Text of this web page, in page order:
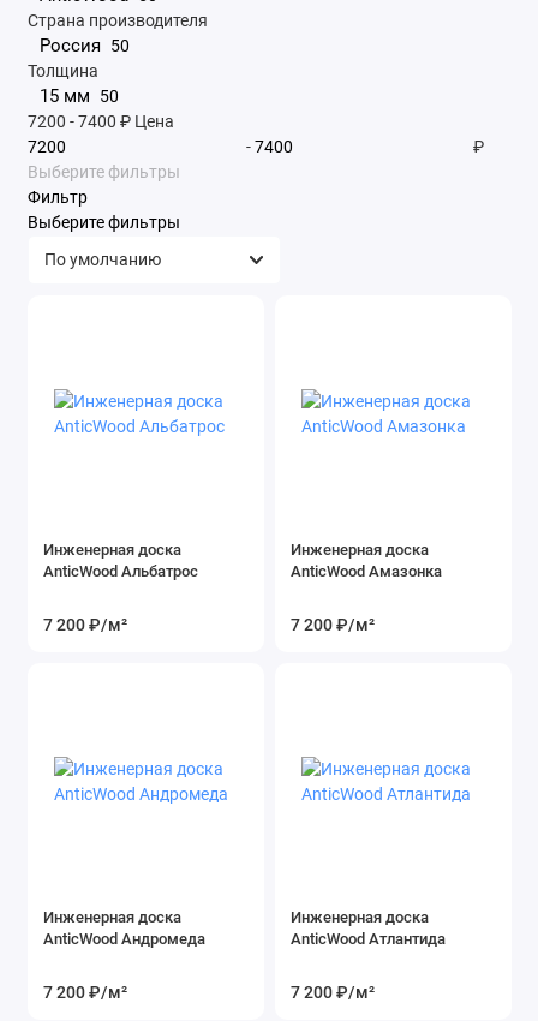
Показать все
Страна производителя
Россия 50
Толщина
15 мм 50
7200 -7400 ₽ Цена
-
₽
Выберите фильтры
Фильтр
Выберите фильтры
Инженерная доска
AnticWood Альбатрос
7 200 ₽/м²
Инженерная доска
AnticWood Амазонка
7 200 ₽/м²
Инженерная доска
AnticWood Андромеда
7 200 ₽/м²
Инженерная доска
AnticWood Атлантида
7 200 ₽/м²